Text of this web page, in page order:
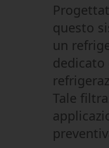
questo
un
Tale